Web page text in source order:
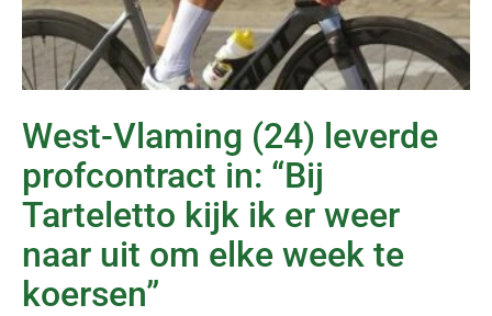
West-Vlaming (24) leverde
profcontract in: “Bij
Tarteletto kijk ik er weer
naar uit om elke week te
koersen”